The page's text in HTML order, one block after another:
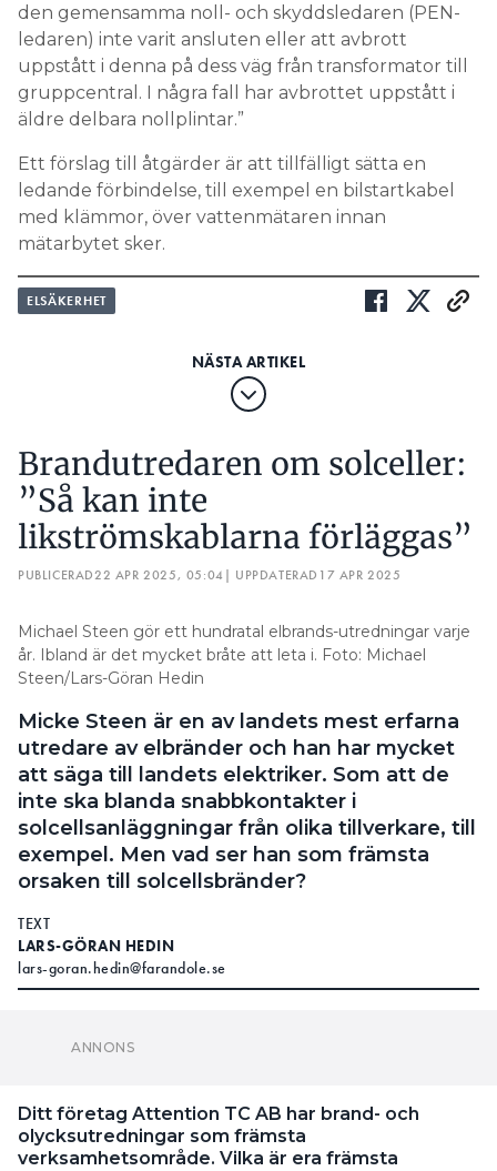
den gemensamma noll- och skyddsledaren (PEN-
ledaren) inte varit ansluten eller att avbrott
uppstått i denna på dess väg från transformator till
gruppcentral. I några fall har avbrottet uppstått i
äldre delbara nollplintar.”
Ett förslag till åtgärder är att tillfälligt sätta en
ledande förbindelse, till exempel en bilstartkabel
med klämmor, över vattenmätaren innan
mätarbytet sker.
ELSÄKERHET
Brandutredaren om solceller:
”Så kan inte
likströmskablarna förläggas”
PUBLICERAD22 APR 2025, 05:04| UPPDATERAD 17 APR 2025
Michael Steen gör ett hundratal elbrands-utredningar varje
år. Ibland är det mycket bråte att leta i. Foto: Michael
Steen/Lars-Göran Hedin
Micke Steen är en av landets mest erfarna
utredare av elbränder och han har mycket
att säga till landets elektriker. Som att de
inte ska blanda snabbkontakter i
solcellsanläggningar från olika tillverkare, till
exempel. Men vad ser han som främsta
orsaken till solcellsbränder?
TEXT
LARS-GÖRAN HEDIN
lars-goran.hedin@farandole.se
olycksutredningar som främsta
– Det är försäkringsbolag, elteknikföretag och
ibland polis som vi oftast gör uppdrag åt. Elbränder